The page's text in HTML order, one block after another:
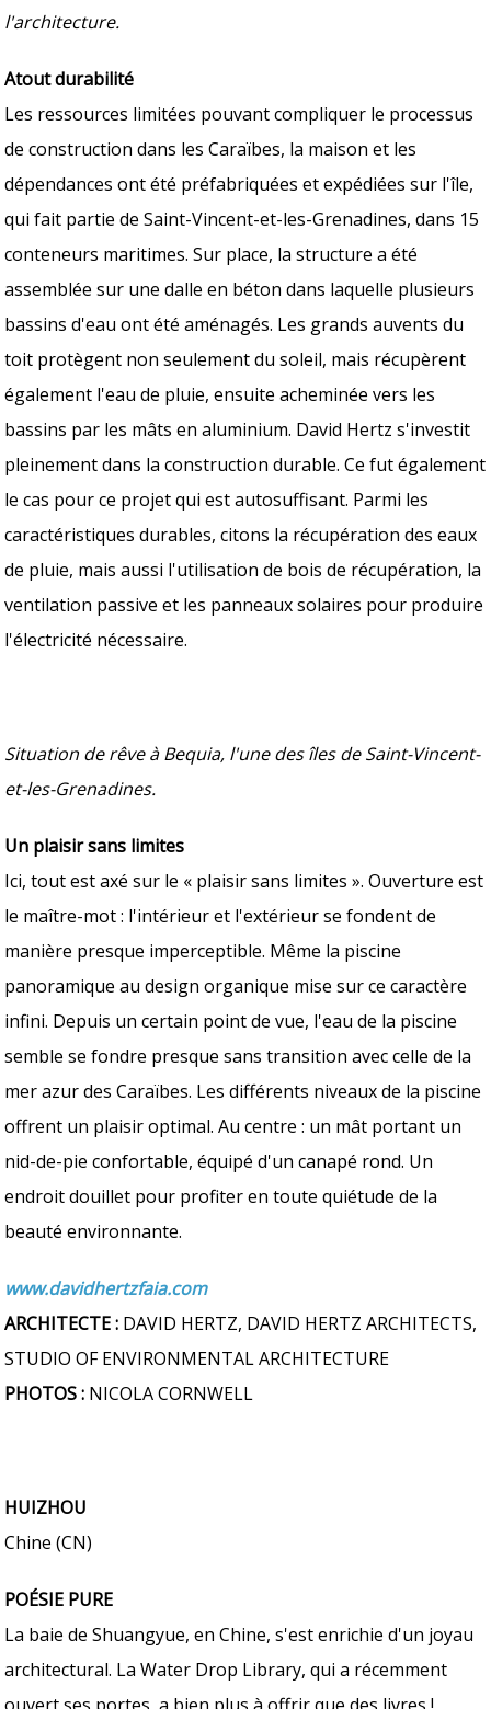
l'architecture.
Atout durabilité
Les ressources limitées pouvant compliquer le processus
de construction dans les Caraïbes, la maison et les
dépendances ont été préfabriquées et expédiées sur l'île,
qui fait partie de Saint-Vincent-et-les-Grenadines, dans 15
conteneurs maritimes. Sur place, la structure a été
assemblée sur une dalle en béton dans laquelle plusieurs
bassins d'eau ont été aménagés. Les grands auvents du
toit protègent non seulement du soleil, mais récupèrent
également l'eau de pluie, ensuite acheminée vers les
bassins par les mâts en aluminium. David Hertz s'investit
pleinement dans la construction durable. Ce fut également
le cas pour ce projet qui est autosuffisant. Parmi les
caractéristiques durables, citons la récupération des eaux
de pluie, mais aussi l'utilisation de bois de récupération, la
ventilation passive et les panneaux solaires pour produire
l'électricité nécessaire.
Situation de rêve à Bequia, l'une des îles de Saint-Vincent-
et-les-Grenadines.
Un plaisir sans limites
Ici, tout est axé sur le « plaisir sans limites ». Ouverture est
le maître-mot : l'intérieur et l'extérieur se fondent de
manière presque imperceptible. Même la piscine
panoramique au design organique mise sur ce caractère
infini. Depuis un certain point de vue, l'eau de la piscine
semble se fondre presque sans transition avec celle de la
mer azur des Caraïbes. Les différents niveaux de la piscine
offrent un plaisir optimal. Au centre : un mât portant un
nid-de-pie confortable, équipé d'un canapé rond. Un
endroit douillet pour profiter en toute quiétude de la
beauté environnante.
www.davidhertzfaia.com
ARCHITECTE : DAVID HERTZ, DAVID HERTZ ARCHITECTS,
STUDIO OF ENVIRONMENTAL ARCHITECTURE
PHOTOS : NICOLA CORNWELL
HUIZHOU
Chine (CN)
POÉSIE PURE
La baie de Shuangyue, en Chine, s'est enrichie d'un joyau
architectural. La Water Drop Library, qui a récemment